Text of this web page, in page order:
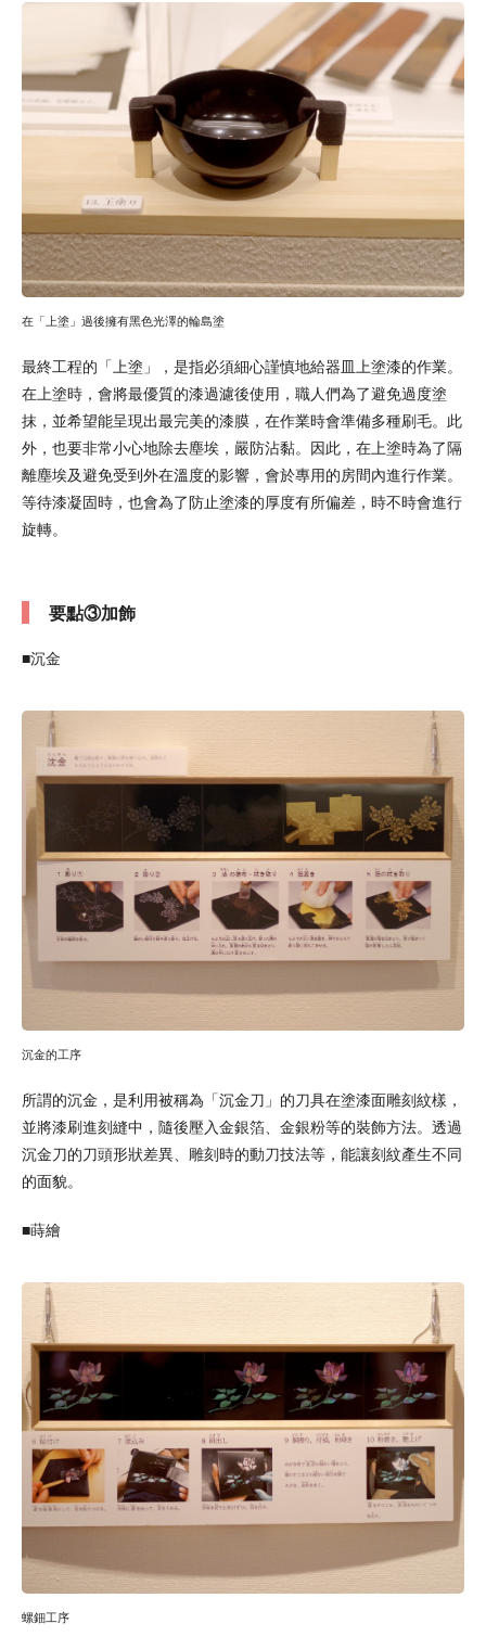
在「上塗」過後擁有黑色光澤的輪島塗
最終工程的「上塗」，是指必須細心謹慎地給器皿上塗漆的作業。
在上塗時，會將最優質的漆過濾後使用，職人們為了避免過度塗
抹，並希望能呈現出最完美的漆膜，在作業時會準備多種刷毛。此
外，也要非常小心地除去塵埃，嚴防沾黏。因此，在上塗時為了隔
離塵埃及避免受到外在溫度的影響，會於專用的房間內進行作業。
等待漆凝固時，也會為了防止塗漆的厚度有所偏差，時不時會進行
旋轉。
要點③加飾
■沉金
沉金的工序
所謂的沉金，是利用被稱為「沉金刀」的刀具在塗漆面雕刻紋樣，
並將漆刷進刻縫中，隨後壓入金銀箔、金銀粉等的裝飾方法。透過
沉金刀的刀頭形狀差異、雕刻時的動刀技法等，能讓刻紋產生不同
的面貌。
■蒔繪
螺鈿工序